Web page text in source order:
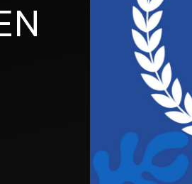
Brand activation et communication